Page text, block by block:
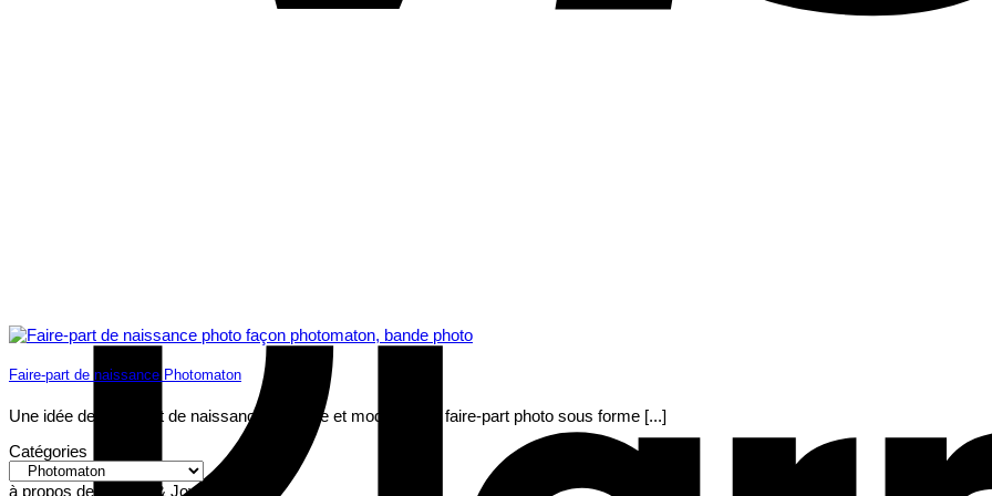
Faire-part de naissance Photomaton
Une idée de faire-part de naissance originale et moderne : le faire-part photo sous forme [...]
Catégories
Catégories
à propos de Pepper & Joy